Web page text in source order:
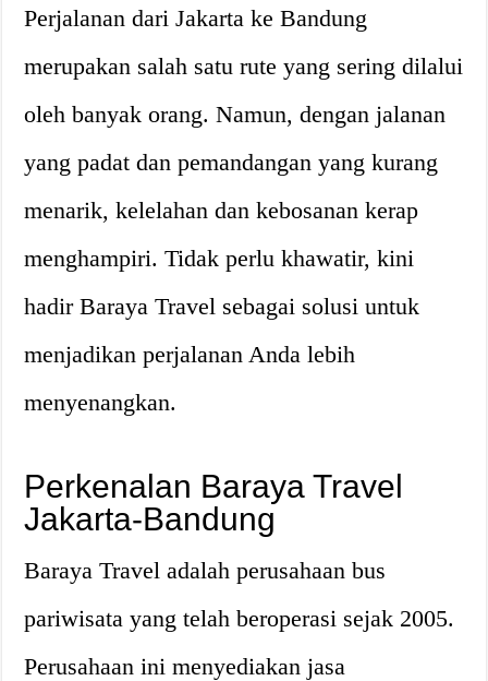
Perjalanan dari Jakarta ke Bandung
merupakan salah satu rute yang sering dilalui
oleh banyak orang. Namun, dengan jalanan
yang padat dan pemandangan yang kurang
menarik, kelelahan dan kebosanan kerap
menghampiri. Tidak perlu khawatir, kini
hadir Baraya Travel sebagai solusi untuk
menjadikan perjalanan Anda lebih
menyenangkan.
Perkenalan Baraya Travel
Jakarta-Bandung
Baraya Travel adalah perusahaan bus
pariwisata yang telah beroperasi sejak 2005.
Perusahaan ini menyediakan jasa